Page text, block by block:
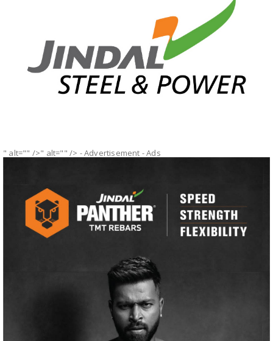
" alt="" />" alt="" /> - Advertisement -Ads